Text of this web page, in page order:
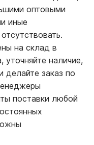
оптовыми
иные
на склад в
уточняйте наличие,
делайте заказ по
поставки любой